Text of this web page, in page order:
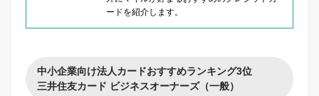
ードを紹介します。
中小企業向け法人カードおすすめランキング3位
三井住友カード ビジネスオーナーズ（一般）